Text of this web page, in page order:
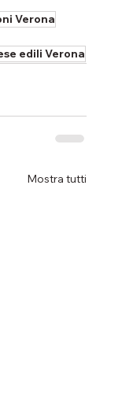
Verona
edili Verona
Mostra tutti